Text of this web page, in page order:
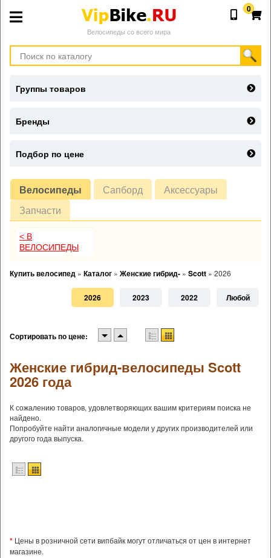
Велосипеды со всего мира
0
Велосипеды Сапборд
Аксессуары
Запчасти
< В
ВЕЛОСИПЕДЫ
Купить велосипед » Каталог » Женские гибрид- » Scott » 2026
2026 2023 2022 Любой
Сортировать по цене:
Женские гибрид-велосипеды Scott
2026 года
К сожалению товаров, удовлетворяющих вашим критериям поиска не
найдено.
Попробуйте найти аналогичные модели у других производителей или
другого года выпуска.
* Цены в розничной сети випбайк могут отличаться от цен в интернет
магазине.
Группы товаров
Бренды
Подбор по цене